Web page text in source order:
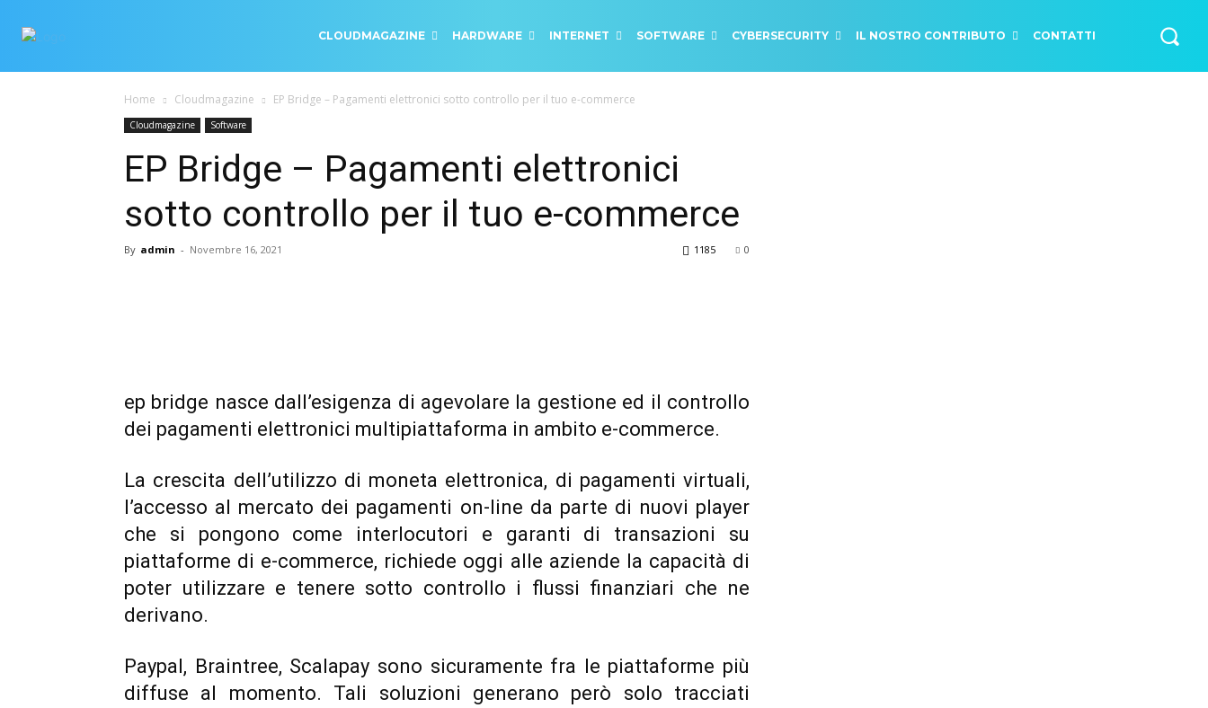
CLOUDMAGAZINE HARDWARE INTERNET SOFTWARE CYBERSECURITY IL NOSTRO CONTRIBUTO CONTATTI
Home Cloudmagazine EP Bridge – Pagamenti elettronici sotto controllo per il tuo e-commerce
Cloudmagazine Software
EP Bridge – Pagamenti elettronici
sotto controllo per il tuo e-commerce
By admin - Novembre 16, 2021 0
1185
ep bridge nasce dall’esigenza di agevolare la gestione ed il controllo
dei pagamenti elettronici multipiattaforma in ambito e-commerce.
La crescita dell’utilizzo di moneta elettronica, di pagamenti virtuali,
l’accesso al mercato dei pagamenti on-line da parte di nuovi player
che si pongono come interlocutori e garanti di transazioni su
piattaforme di e-commerce, richiede oggi alle aziende la capacità di
poter utilizzare e tenere sotto controllo i flussi finanziari che ne
derivano.
Paypal, Braintree, Scalapay sono sicuramente fra le piattaforme più
diffuse al momento. Tali soluzioni generano però solo tracciati